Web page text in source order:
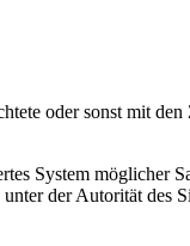
oder sonst mit den
System möglicher
der Autorität des